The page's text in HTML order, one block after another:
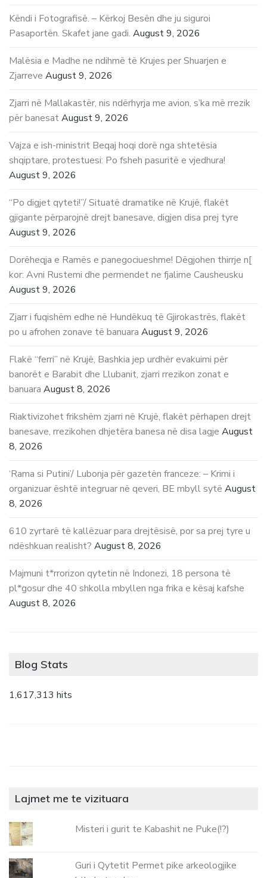
Këndi i Fotografisë. – Kërkoj Besën dhe ju siguroi
Pasaportën. Skafet jane gadi. August 9, 2026
Malësia e Madhe ne ndihmë të Krujes per Shuarjen e
Zjarreve August 9, 2026
Zjarri në Mallakastër, nis ndërhyrja me avion, s’ka më rrezik
për banesatAugust 9, 2026
Vajza e ish-ministrit Beqaj hoqi dorë nga shtetësia
shqiptare, protestuesi: Po fsheh pasuritë e vjedhura!
August 9, 2026
“Po digjet qyteti!”/ Situatë dramatike në Krujë, flakët
gjigante përparojnë drejt banesave, digjen disa prej tyre
August 9, 2026
Dorëheqja e Ramës e panegociueshme! Dëgjohen thirrje n[
kor: Avni Rustemi dhe permendet ne fjalime Causheusku
August 9, 2026
Zjarr i fuqishëm edhe në Hundëkuq të Gjirokastrës, flakët
po u afrohen zonave të banuara August 9, 2026
Flakë “ferri” në Krujë, Bashkia jep urdhër evakuimi për
banorët e Barabit dhe Llubanit, zjarri rrezikon zonat e
banuara August 8, 2026
Riaktivizohet frikshëm zjarri në Krujë, flakët përhapen drejt
banesave, rrezikohen dhjetëra banesa në disa lagje August
8, 2026
‘Rama si Putini’/ Lubonja për gazetën franceze: – Krimi i
organizuar është integruar në qeveri, BE mbyll sytë August
8, 2026
610 zyrtarë të kallëzuar para drejtësisë, por sa prej tyre u
ndëshkuan realisht? August 8, 2026
Majmuni t*rrorizon qytetin në Indonezi, 18 persona të
pl*gosur dhe 40 shkolla mbyllen nga frika e kësaj kafshe
August 8, 2026
Blog Stats
1,617,313 hits
Lajmet me te vizituara
Misteri i gurit te Kabashit ne Puke(!?)
Guri i Qytetit Permet pike arkeologjike